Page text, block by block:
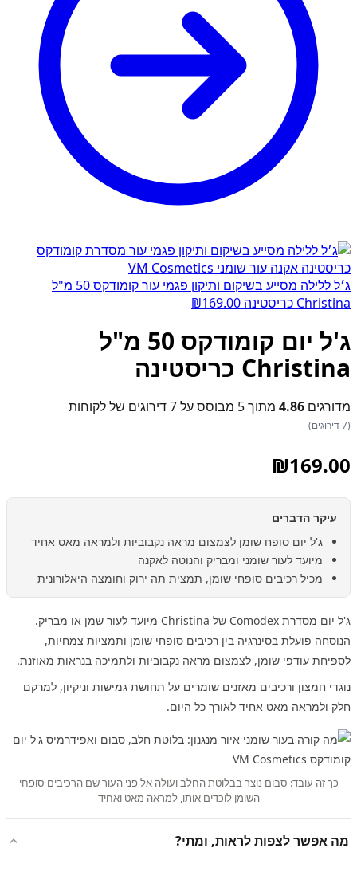
ג׳ל ללילה מסייע בשיקום ותיקון פגמי עור קומודקס 50 מ"ל
Christina כריסטינה
₪169.00
ג'ל יום קומודקס 50 מ"ל
Christina כריסטינה
מדורגים 4.86 מתוך 5 מבוסס על 7דירוגים של לקוחות
(7 דירוגים)
₪169.00
עיקר הדברים
ג'ל יום סופח שומן לצמצום מראה נקבוביות ולמראה מאט אחיד
מיועד לעור שומני ומבריק והנוטה לאקנה
מכיל רכיבים סופחי שומן, תמצית תה ירוק וחומצה היאלורונית
ג'ל יום מסדרת Comodex של Christina מיועד לעור שמן או מבריק.
הנוסחה פועלת בסינרגיה בין רכיבים סופחי שומן ותמציות צמחיות,
לספיחת עודפי שומן, לצמצום מראה נקבוביות ולתמיכה בנראות מאוזנת.
נוגדי חמצון ורכיבים מאזנים שומרים על תחושת גמישות וניקיון, למרקם
חלק ולמראה מאט אחיד לאורך כל היום.
כך זה עובד: סבום נוצר בבלוטת החלב ועולה אל פני העור שם הרכיבים סופחי
השומן לוכדים אותו, למראה מאט ואחיד
מה אפשר לצפות לראות, ומתי?